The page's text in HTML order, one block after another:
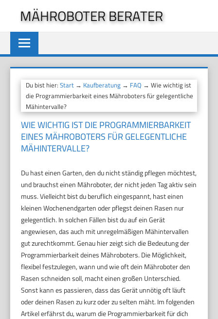
springen
MÄHROBOTER BERATER
Du bist hier:Start → Kaufberatung → FAQ → Wie wichtig ist
die Programmierbarkeit eines Mähroboters für gelegentliche
Mähintervalle?
WIE WICHTIG IST DIE PROGRAMMIERBARKEIT
EINES MÄHROBOTERS FÜR GELEGENTLICHE
MÄHINTERVALLE?
Du hast einen Garten, den du nicht ständig pflegen möchtest,
und brauchst einen Mähroboter, der nicht jeden Tag aktiv sein
muss. Vielleicht bist du beruflich eingespannt, hast einen
kleinen Wochenendgarten oder pflegst deinen Rasen nur
gelegentlich. In solchen Fällen bist du auf ein Gerät
angewiesen, das auch mit unregelmäßigen Mähintervallen
gut zurechtkommt. Genau hier zeigt sich die Bedeutung der
Programmierbarkeit deines Mähroboters. Die Möglichkeit,
flexibel festzulegen, wann und wie oft dein Mähroboter den
Rasen schneiden soll, macht einen großen Unterschied.
Sonst kann es passieren, dass das Gerät unnötig oft läuft
oder deinen Rasen zu kurz oder zu selten mäht. Im folgenden
Artikel erfährst du, warum die Programmierbarkeit für dich